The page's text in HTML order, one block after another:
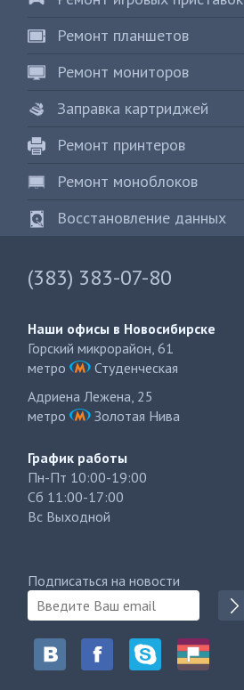
Ремонт планшетов
Ремонт мониторов
Заправка картриджей
Ремонт принтеров
Ремонт моноблоков
Восстановление данных
(383) 383-07-80
Наши офисы в Новосибирске
Горский микрорайон, 61
метро
Студенческая
Адриена Лежена, 25
метро
Золотая Нива
График работы
Пн-Пт 10:00-19:00
Сб 11:00-17:00
Вс Выходной
Подписаться на новости
Бесплатная